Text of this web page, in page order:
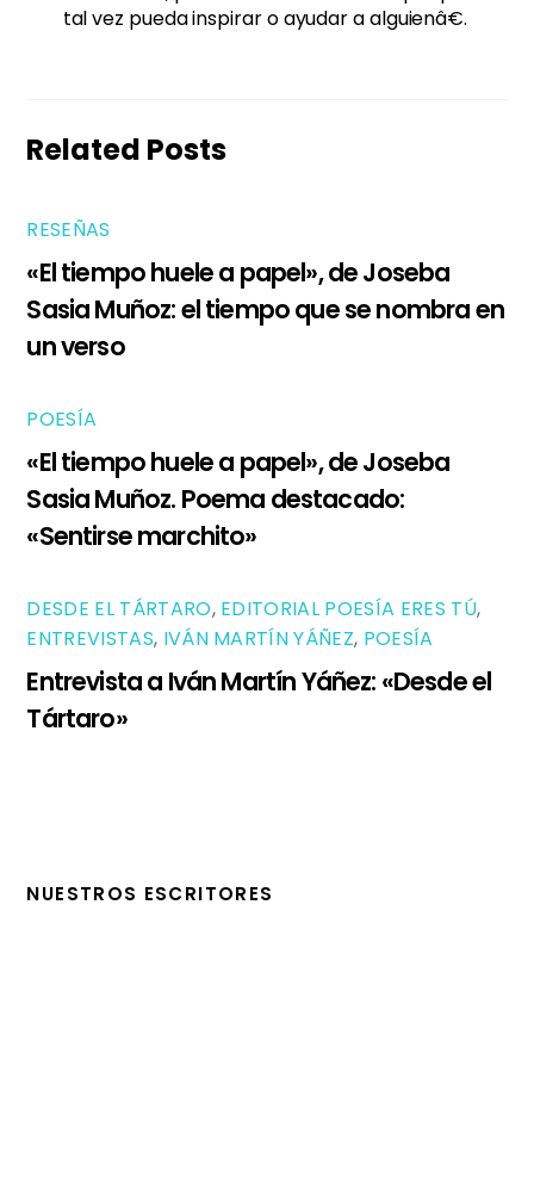
tal vez pueda inspirar o ayudar a alguienâ€.
Related Posts
RESEÑAS
«El tiempo huele a papel», de Joseba
Sasia Muñoz: el tiempo que se nombra en
un verso
POESÍA
«El tiempo huele a papel», de Joseba
Sasia Muñoz. Poema destacado:
«Sentirse marchito»
DESDE EL TÁRTARO, EDITORIAL POESÍA ERES TÚ,
ENTREVISTAS, IVÁN MARTÍN YÁÑEZ, POESÍA
Entrevista a Iván Martín Yáñez: «Desde el
Tártaro»
NUESTROS ESCRITORES